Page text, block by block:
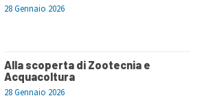
28 Gennaio 2026
Alla scoperta di Zootecnia e
Acquacoltura
28 Gennaio 2026